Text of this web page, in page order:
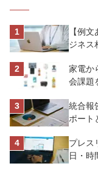
【例文
ジネス
家電か
会課題
統合報
ポート
プレス
日・時